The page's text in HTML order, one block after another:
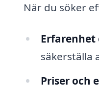
När du söker
Erfarenhet
säkerställa
Priser och